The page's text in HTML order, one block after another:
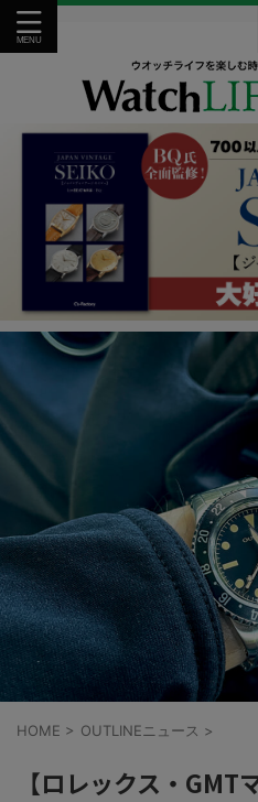
HOME > OUTLINEニュース >
【ロレックス・